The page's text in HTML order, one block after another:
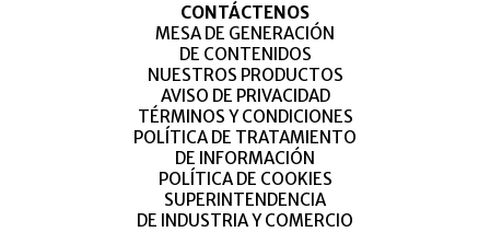
CONTÁCTENOS
MESA DE GENERACIÓN
DE CONTENIDOS
NUESTROS PRODUCTOS
AVISO DE PRIVACIDAD
TÉRMINOS Y CONDICIONES
POLÍTICA DE TRATAMIENTO
DE INFORMACIÓN
POLÍTICA DE COOKIES
SUPERINTENDENCIA
DE INDUSTRIA Y COMERCIO